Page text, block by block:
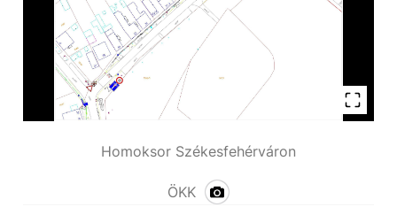
Homoksor Székesfehérváron
ÖKK